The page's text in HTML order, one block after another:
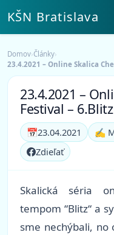
KŠN Bratislava
Domov›Články›
23.4.2021 – Online Skalica
23.4.2021 –
Festival –
📅23.04.2021 ✍️
Zdieľať
Skalická séria
tempom “Blitz“ a
sme nechýbali,